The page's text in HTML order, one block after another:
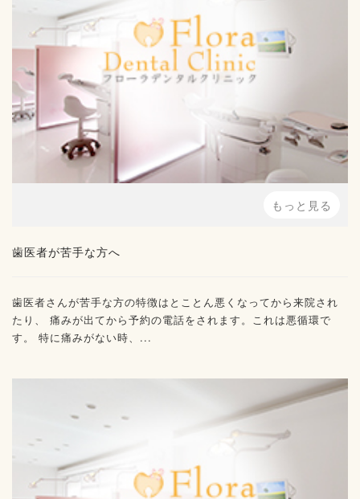
もっと見る
歯医者が苦手な方へ
歯医者さんが苦手な方の特徴はとことん悪くなってから来院され
たり、 痛みが出てから予約の電話をされます。これは悪循環で
す。 特に痛みがない時、...